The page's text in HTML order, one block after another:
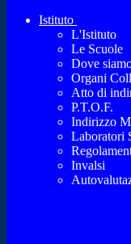
Istituto
L'Istituto
Le Scuole
Dove
Organi
Atto di
P.T.O.F.
Indirizzo
Laboratori
Invalsi